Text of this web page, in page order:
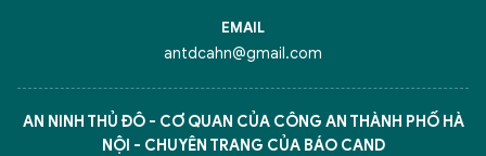
EMAIL
antdcahn@gmail.com
AN NINH THỦ ĐÔ - CƠ QUAN CỦA CÔNG AN THÀNH PHỐ HÀ
NỘI - CHUYÊN TRANG CỦA BÁO CAND